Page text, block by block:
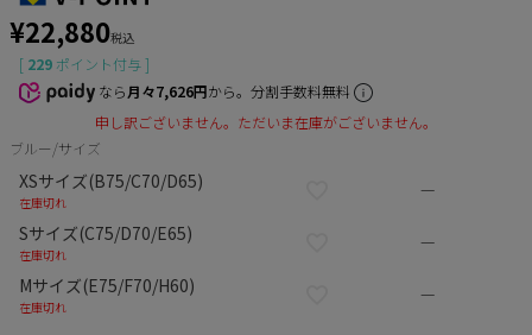
¥22,880税込
[ 229 ポイント付与 ]
なら月々7,626円から。分割手数料無料
申し訳ございません。ただいま在庫がございません。
ブルー/サイズ
XSサイズ(B75/C70/D65)
在庫切れ
—
Sサイズ(C75/D70/E65)
在庫切れ
—
Mサイズ(E75/F70/H60)
在庫切れ
—